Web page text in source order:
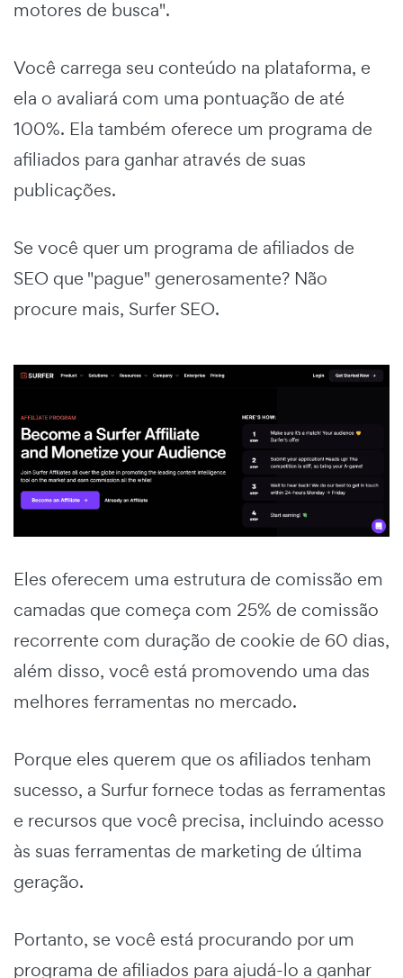
motores de busca".
Você carrega seu conteúdo na plataforma, e
ela o avaliará com uma pontuação de até
100%. Ela também oferece um programa de
afiliados para ganhar através de suas
publicações.
Se você quer um programa de afiliados de
SEO que "pague" generosamente? Não
procure mais, Surfer SEO.
Eles oferecem uma estrutura de comissão em
camadas que começa com 25% de comissão
recorrente com duração de cookie de 60 dias,
além disso, você está promovendo uma das
melhores ferramentas no mercado.
Porque eles querem que os afiliados tenham
sucesso, a Surfur fornece todas as ferramentas
e recursos que você precisa, incluindo acesso
às suas ferramentas de marketing de última
geração.
Portanto, se você está procurando por um
programa de afiliados para ajudá-lo a ganhar